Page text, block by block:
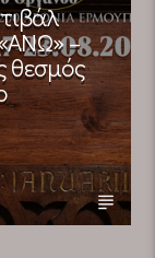
–
θεσμός